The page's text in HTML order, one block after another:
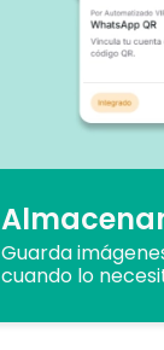
Guarda
cuando lo